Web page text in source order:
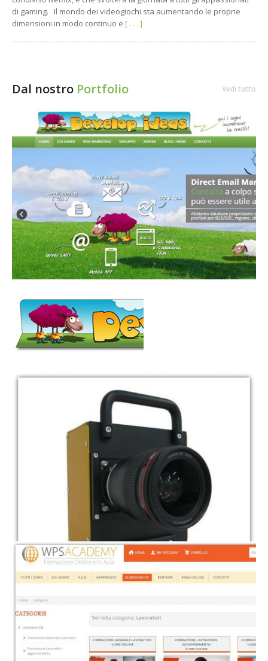
di gaming. Il mondo dei videogiochi sta aumentando le proprie
dimensioni in modo continuo e [ . . . ]
Dal nostro Portfolio Vedi tutto